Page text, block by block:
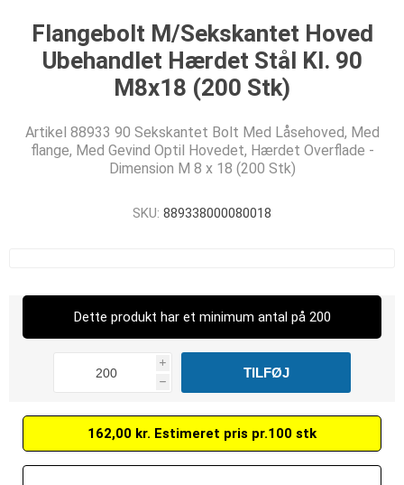
Flangebolt M/Sekskantet Hoved
Ubehandlet Hærdet Stål Kl. 90
M8x18 (200 Stk)
Artikel 88933 90 Sekskantet Bolt Med Låsehoved, Med
flange, Med Gevind Optil Hovedet, Hærdet Overflade -
Dimension M 8 x 18 (200 Stk)
SKU: 889338000080018
Dette produkt har et minimum antal på 200
i
h
162,00 kr. Estimeret pris pr.100 stk